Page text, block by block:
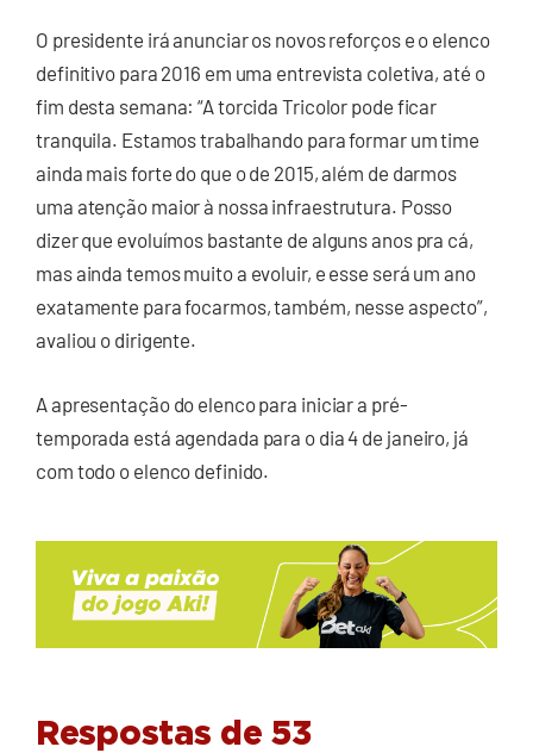
O presidente irá anunciar os novos reforços e o elenco
definitivo para 2016 em uma entrevista coletiva, até o
fim desta semana: “A torcida Tricolor pode ficar
tranquila. Estamos trabalhando para formar um time
ainda mais forte do que o de 2015, além de darmos
uma atenção maior à nossa infraestrutura. Posso
dizer que evoluímos bastante de alguns anos pra cá,
mas ainda temos muito a evoluir, e esse será um ano
exatamente para focarmos, também, nesse aspecto”,
avaliou o dirigente.
A apresentação do elenco para iniciar a pré-
temporada está agendada para o dia 4 de janeiro, já
com todo o elenco definido.
Respostas de 53